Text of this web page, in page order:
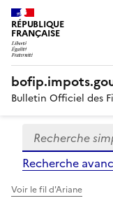
RÉPUBLIQUE
FRANÇAISE
Bulletin Officiel des
Formulaire
de
recherche
Recherche
Recherche
Voir le fil d'Ariane